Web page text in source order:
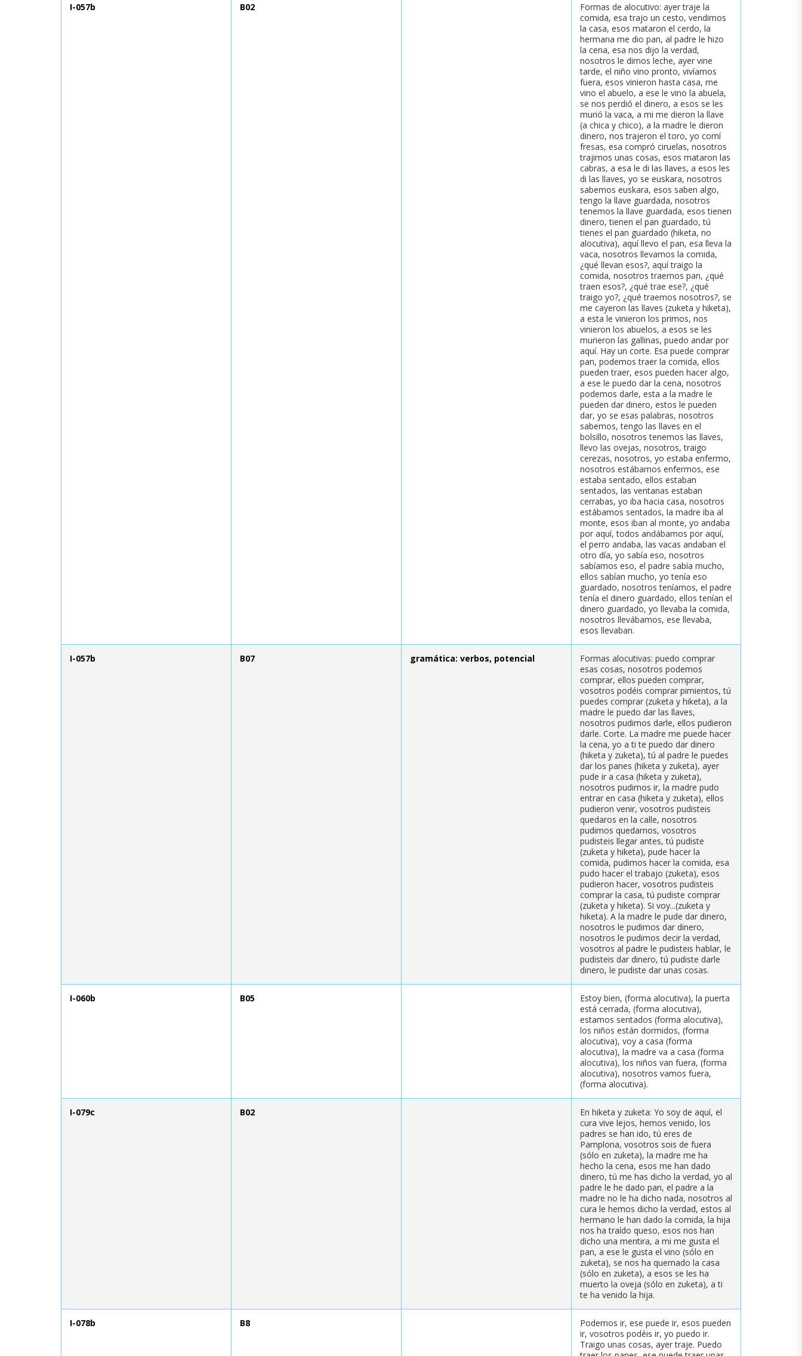
I-057b B02
Formas de alocutivo: ayer traje la
comida, esa trajo un cesto, vendimos
la casa, esos mataron el cerdo, la
hermana me dio pan, al padre le hizo
la cena, esa nos dijo la verdad,
nosotros le dimos leche, ayer vine
tarde, el niño vino pronto, vivíamos
fuera, esos vinieron hasta casa, me
vino el abuelo, a ese le vino la abuela,
se nos perdió el dinero, a esos se les
murió la vaca, a mi me dieron la llave
(a chica y chico), a la madre le dieron
dinero, nos trajeron el toro, yo comí
fresas, esa compró ciruelas, nosotros
trajimos unas cosas, esos mataron las
cabras, a esa le di las llaves, a esos les
di las llaves, yo se euskara, nosotros
sabemos euskara, esos saben algo,
tengo la llave guardada, nosotros
tenemos la llave guardada, esos tienen
dinero, tienen el pan guardado, tú
tienes el pan guardado (hiketa, no
alocutiva), aquí llevo el pan, esa lleva la
vaca, nosotros llevamos la comida,
¿qué llevan esos?, aquí traigo la
comida, nosotros traemos pan, ¿qué
traen esos?, ¿qué trae ese?, ¿qué
traigo yo?, ¿qué traemos nosotros?, se
me cayeron las llaves (zuketa y hiketa),
a esta le vinieron los primos, nos
vinieron los abuelos, a esos se les
murieron las gallinas, puedo andar por
aquí. Hay un corte. Esa puede comprar
pan, podemos traer la comida, ellos
pueden traer, esos pueden hacer algo,
a ese le puedo dar la cena, nosotros
podemos darle, esta a la madre le
pueden dar dinero, estos le pueden
dar, yo se esas palabras, nosotros
sabemos, tengo las llaves en el
bolsillo, nosotros tenemos las llaves,
llevo las ovejas, nosotros, traigo
cerezas, nosotros, yo estaba enfermo,
nosotros estábamos enfermos, ese
estaba sentado, ellos estaban
sentados, las ventanas estaban
cerrabas, yo iba hacia casa, nosotros
estábamos sentados, la madre iba al
monte, esos iban al monte, yo andaba
por aquí, todos andábamos por aquí,
el perro andaba, las vacas andaban el
otro día, yo sabía eso, nosotros
sabíamos eso, el padre sabía mucho,
ellos sabían mucho, yo tenía eso
guardado, nosotros teníamos, el padre
tenía el dinero guardado, ellos tenían el
dinero guardado, yo llevaba la comida,
nosotros llevábamos, ese llevaba,
esos llevaban.
I-057b B07 gramática: verbos, potencial
Formas alocutivas: puedo comprar
esas cosas, nosotros podemos
comprar, ellos pueden comprar,
vosotros podéis comprar pimientos, tú
puedes comprar (zuketa y hiketa), a la
madre le puedo dar las llaves,
nosotros pudimos darle, ellos pudieron
darle. Corte. La madre me puede hacer
la cena, yo a ti te puedo dar dinero
(hiketa y zuketa), tú al padre le puedes
dar los panes (hiketa y zuketa), ayer
pude ir a casa (hiketa y zuketa),
nosotros pudimos ir, la madre pudo
entrar en casa (hiketa y zuketa), ellos
pudieron venir, vosotros pudisteis
quedaros en la calle, nosotros
pudimos quedarnos, vosotros
pudisteis llegar antes, tú pudiste
(zuketa y hiketa), pude hacer la
comida, pudimos hacer la comida, esa
pudo hacer el trabajo (zuketa), esos
pudieron hacer, vosotros pudisteis
comprar la casa, tú pudiste comprar
(zuketa y hiketa). Si voy...(zuketa y
hiketa). A la madre le pude dar dinero,
nosotros le pudimos dar dinero,
nosotros le pudimos decir la verdad,
vosotros al padre le pudisteis hablar, le
pudisteis dar dinero, tú pudiste darle
dinero, le pudiste dar unas cosas.
I-060b B05
Estoy bien, (forma alocutiva), la puerta
está cerrada, (forma alocutiva),
estamos sentados (forma alocutiva),
los niños están dormidos, (forma
alocutiva), voy a casa (forma
alocutiva), la madre va a casa (forma
alocutiva), los niños van fuera, (forma
alocutiva), nosotros vamos fuera,
(forma alocutiva).
I-079c B02
En hiketa y zuketa: Yo soy de aquí, el
cura vive lejos, hemos venido, los
padres se han ido, tú eres de
Pamplona, vosotros sois de fuera
(sólo en zuketa), la madre me ha
hecho la cena, esos me han dado
dinero, tú me has dicho la verdad, yo al
padre le he dado pan, el padre a la
madre no le ha dicho nada, nosotros al
cura le hemos dicho la verdad, estos al
hermano le han dado la comida, la hija
nos ha traído queso, esos nos han
dicho una mentira, a mi me gusta el
pan, a ese le gusta el vino (sólo en
zuketa), se nos ha quemado la casa
(sólo en zuketa), a esos se les ha
muerto la oveja (sólo en zuketa), a ti
te ha venido la hija.
I-078b B8
Podemos ir, ese puede ir, esos pueden
ir, vosotros podéis ir, yo puedo ir.
Traigo unas cosas, ayer traje. Puedo